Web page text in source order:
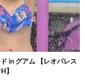
in グアム 【レオパレス
】